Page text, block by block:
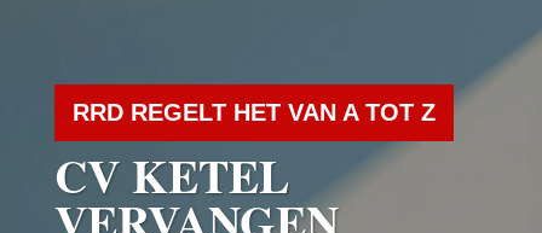
RRD REGELT HET VAN A TOT Z
CV KETEL